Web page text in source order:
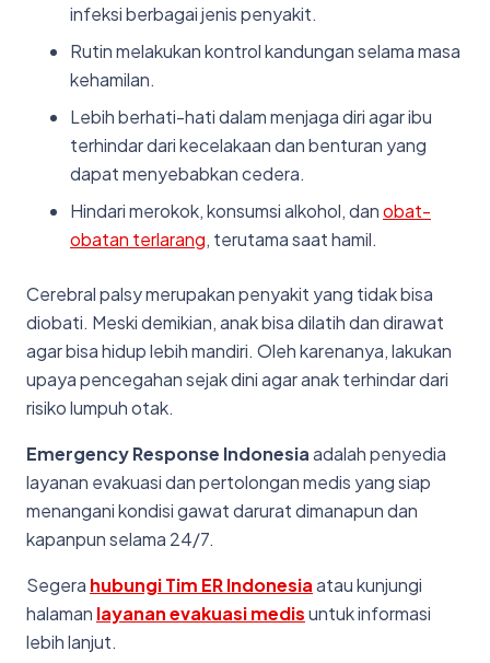
infeksi berbagai jenis penyakit.
Rutin melakukan kontrol kandungan selama masa
kehamilan.
Lebih berhati-hati dalam menjaga diri agar ibu
terhindar dari kecelakaan dan benturan yang
dapat menyebabkan cedera.
Hindari merokok, konsumsi alkohol, danobat-
obatan terlarang, terutama saat hamil.
Cerebral palsy merupakan penyakit yang tidak bisa
diobati. Meski demikian, anak bisa dilatih dan dirawat
agar bisa hidup lebih mandiri. Oleh karenanya, lakukan
upaya pencegahan sejak dini agar anak terhindar dari
risiko lumpuh otak.
Emergency Response Indonesiaadalah penyedia
layanan evakuasi dan pertolongan medis yang siap
menangani kondisi gawat darurat dimanapun dan
kapanpun selama 24/7.
Segera hubungi Tim ER Indonesiaatau kunjungi
halaman layanan evakuasi medisuntuk informasi
lebih lanjut.